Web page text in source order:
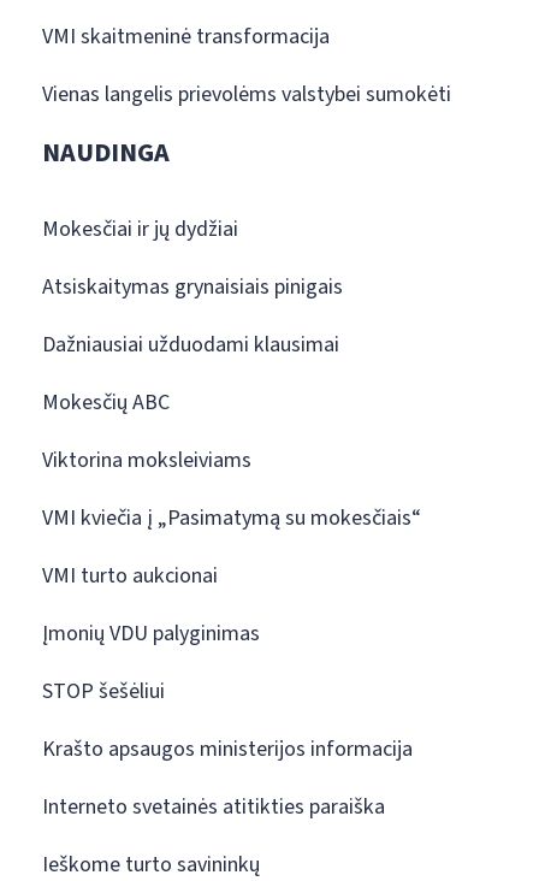
VMI skaitmeninė transformacija
Vienas langelis prievolėms valstybei sumokėti
NAUDINGA
Mokesčiai ir jų dydžiai
Atsiskaitymas grynaisiais pinigais
Dažniausiai užduodami klausimai
Mokesčių ABC
Viktorina moksleiviams
VMI kviečia į „Pasimatymą su mokesčiais“
VMI turto aukcionai
Įmonių VDU palyginimas
STOP šešėliui
Krašto apsaugos ministerijos informacija
Interneto svetainės atitikties paraiška
Ieškome turto savininkų